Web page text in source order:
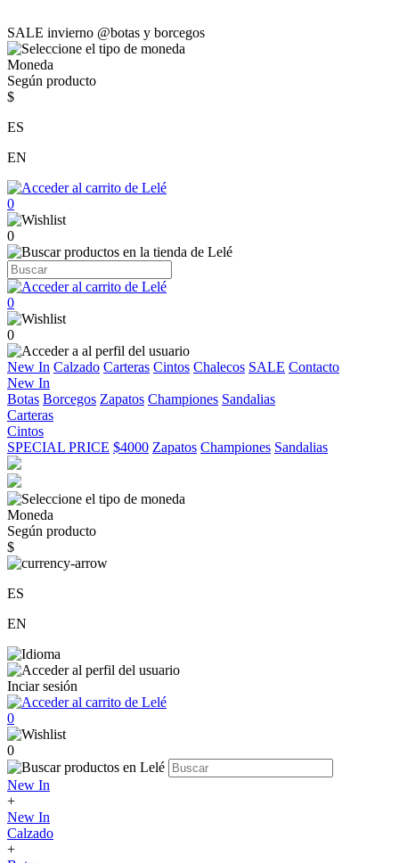
SALE invierno @botas y borcegos
Moneda
Según producto
$
ES
EN
0
0
0
0
New In Calzado Carteras Cintos Chalecos SALE Contacto
New In
Botas Borcegos Zapatos Championes Sandalias
Carteras
Cintos
SPECIAL PRICE $4000 Zapatos Championes Sandalias
Moneda
Según producto
$
ES
EN
Inciar sesión
0
0
New In
+
New In
Calzado
+